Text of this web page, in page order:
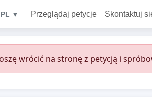
PL ▼ Przeglądaj petycje Skontaktuj
wrócić na stronę z petycją i